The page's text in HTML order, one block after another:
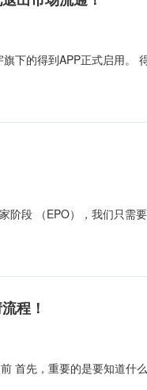
下的得到APP正式启用。
阶段 （EPO），我们只
程！
首先，重要的是要知道